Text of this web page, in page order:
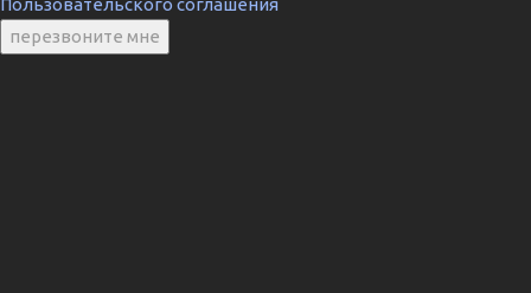
Пользовательского соглашения
перезвоните мне